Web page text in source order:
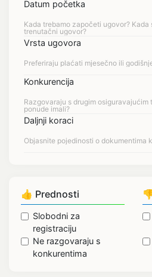
Datum početka
Vrsta ugovora
Konkurencija
Daljnji koraci
👍 Prednosti
Slobodni za
registraciju
Ne razgovaraju s
konkurentima